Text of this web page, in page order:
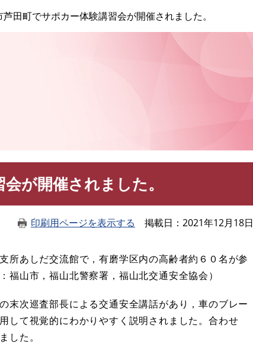
芦田町でサポカー体験講習会が開催されました。
が開催されました。
印刷用ページを表示する 掲載日 2021年12月18日
あしだ交流館で，有磨学区内の高齢者約６０名が参
山市，福山北警察署，福山北交通安全協会）
次巡査部長による交通安全講話があり，車のブレー
して視覚的にわかりやすく説明されました。合わせ
した。